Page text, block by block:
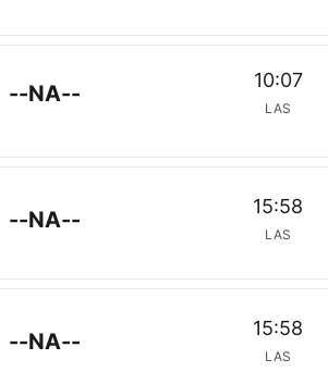
10:07
LAS
--NA--
15:58
LAS
--NA--
15:58
LAS
--NA--